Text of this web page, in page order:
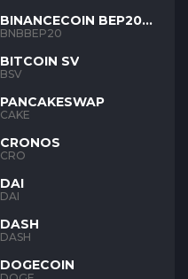
BINANCECOIN BEP20
BNB
BNBBEP20
BITCOIN SV
BSV
PANCAKESWAP
CAKE
CRONOS
CRO
DAI
DAI
DASH
DASH
DOGECOIN